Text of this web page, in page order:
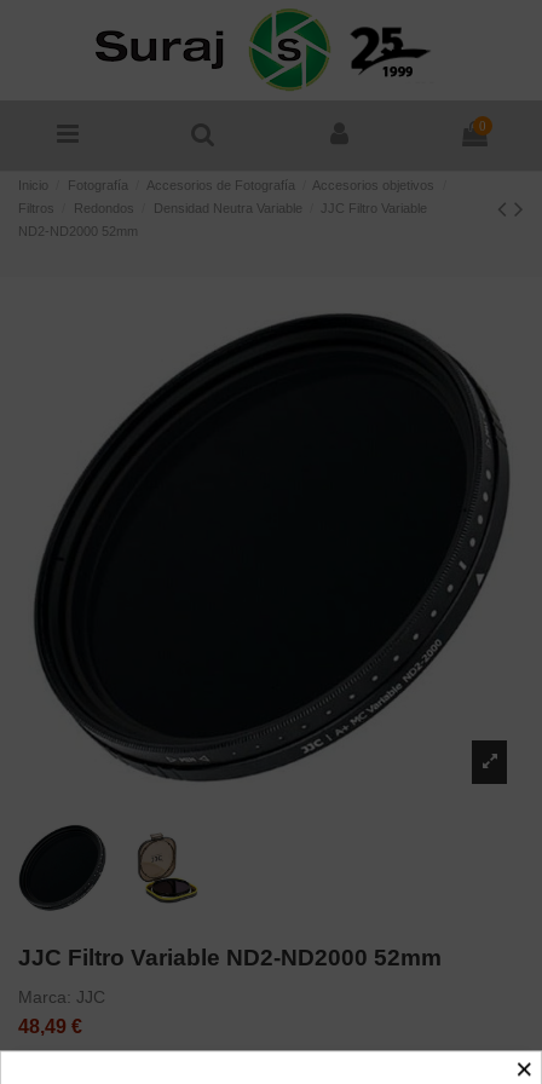
0
Inicio Fotografía Accesorios de Fotografía
Accesorios objetivos
Filtros
Redondos Densidad Neutra Variable
JJC Filtro Variable
ND2-ND2000 52mm
JJC Filtro Variable ND2-ND2000 52mm
Marca: JJC
48,49 €
×